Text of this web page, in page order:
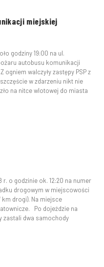
miejskiej
godziny 19:00 na ul.
autobusu komunikacji
ogniem walczyły zastępy PSP z
w zdarzeniu nikt nie
na nitce wlotowej do miasta
o godzinie ok. 12:20 na numer
drogowym w miejscowości
km drogi). Na miejsce
Po dojeździe na
zastali dwa samochody